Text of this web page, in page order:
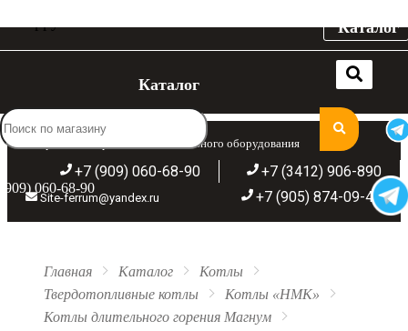
Широкий ассортимент отопительного оборудования
+7 (3412) 906-890
+7 (909) 060-68-90
+7 (905) 874-09-44
Site-ferrum@yandex.ru
Каталог
Каталог
(909) 060-68-90
Главная Каталог
Котлы
Твердотопливные котлы
Котлы «НМК»
Котлы длительного горения Магнум